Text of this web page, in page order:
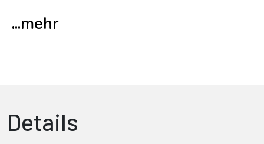
...mehr
Details